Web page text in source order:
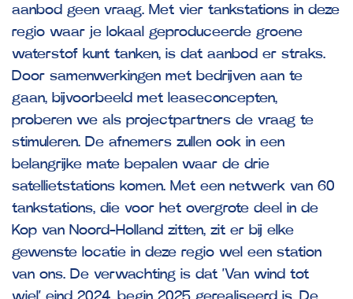
aanbod geen vraag. Met vier tankstations in deze
regio waar je lokaal geproduceerde groene
waterstof kunt tanken, is dat aanbod er straks.
Door samenwerkingen met bedrijven aan te
gaan, bijvoorbeeld met leaseconcepten,
proberen we als projectpartners de vraag te
stimuleren. De afnemers zullen ook in een
belangrijke mate bepalen waar de drie
satellietstations komen. Met een netwerk van 60
tankstations, die voor het overgrote deel in de
Kop van Noord-Holland zitten, zit er bij elke
gewenste locatie in deze regio wel een station
van ons. De verwachting is dat ‘Van wind tot